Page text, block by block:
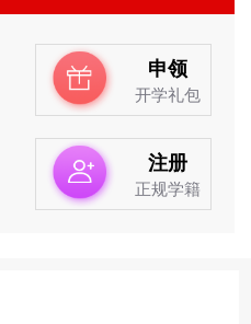
申领
开学礼包
注册
正规学籍